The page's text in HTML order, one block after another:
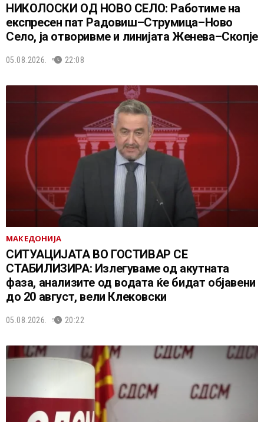
НИКОЛОСКИ ОД НОВО СЕЛО: Работиме на
експресен пат Радовиш–Струмица–Ново
Село, ја отворивме и линијата Женева–Скопје
05.08.2026. 22:08
МАКЕДОНИЈА
СИТУАЦИЈАТА ВО ГОСТИВАР СЕ
СТАБИЛИЗИРА: Излегуваме од акутната
фаза, анализите од водата ќе бидат објавени
до 20 август, вели Клековски
05.08.2026. 20:22